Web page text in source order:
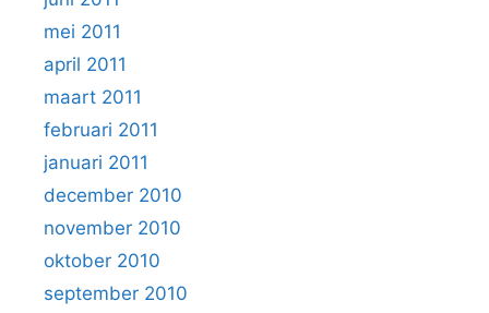
mei 2011
april 2011
maart 2011
februari 2011
januari 2011
december 2010
november 2010
oktober 2010
september 2010